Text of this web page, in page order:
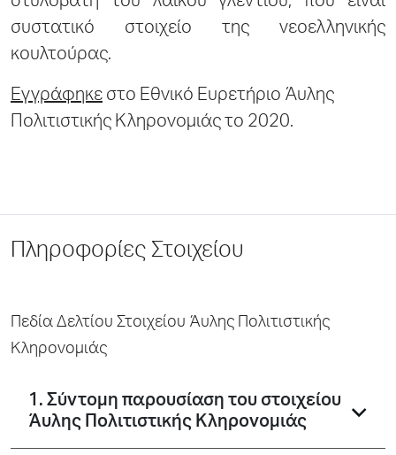
συστατικό στοιχείο της νεοελληνικής
κουλτούρας.
Εγγράφηκε στο Εθνικό Ευρετήριο Άυλης
Πολιτιστικής Κληρονομιάς το 2020.
Πληροφορίες Στοιχείου
Πεδία Δελτίου Στοιχείου Άυλης Πολιτιστικής
Κληρονομιάς
1. Σύντομη παρουσίαση του στοιχείου
Άυλης Πολιτιστικής Κληρονομιάς